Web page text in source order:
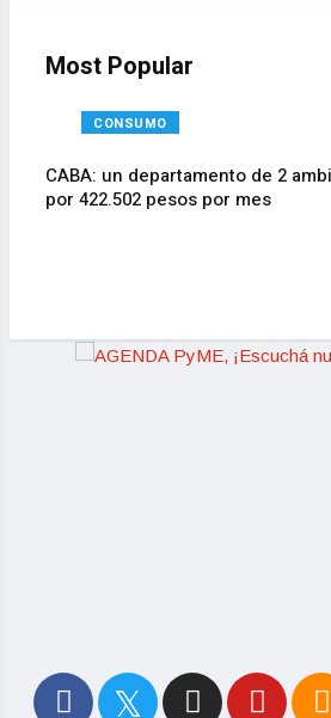
Most Popular
CONSUMO
CABA: un departamento de 2
por 422.502 pesos por mes